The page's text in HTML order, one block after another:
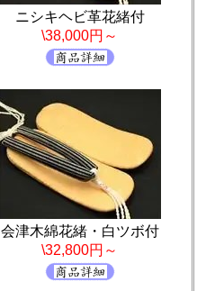
ニシキヘビ革花緒付
\38,000円～
会津木綿花緒・白ツボ付
\32,800円～